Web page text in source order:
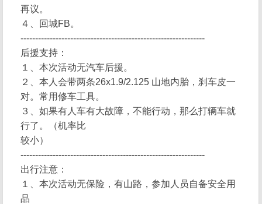
再议。
４、回城FB。
---------------------------------------------------------------
后援支持：
１、本次活动无汽车后援。
２、本人会带两条26x1.9/2.125 山地内胎，刹车皮一
对。常用修车工具。
３、如果有人车有大故障，不能行动，那么打辆车就
行了。（机率比
较小）
---------------------------------------------------------------
出行注意：
１、本次活动无保险，有山路，参加人员自备安全用
品